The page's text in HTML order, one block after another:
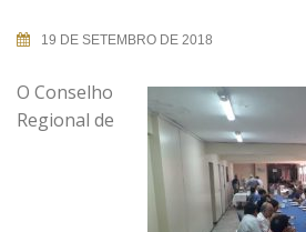
19 DE SETEMBRO DE 2018
O Conselho
Regional de